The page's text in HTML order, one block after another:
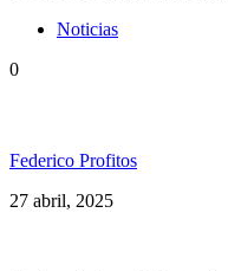
Noticias
0
Federico Profitos
27 abril, 2025